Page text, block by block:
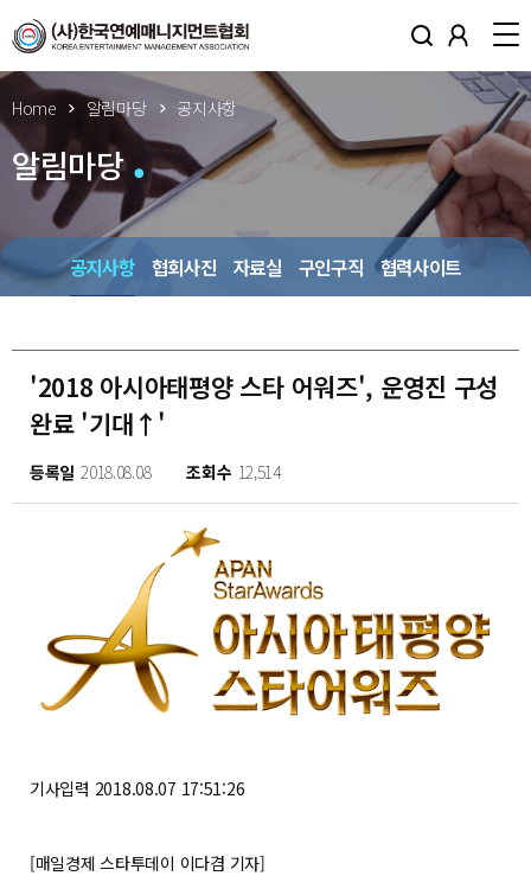
Home 알림마당 공지사항
알림마당
공지사항 협회사진 자료실 구인구직 협력사이트
'2018 아시아태평양 스타 어워즈', 운영진 구성
완료 '기대↑'
등록일 2018.08.08 조회수 12,514
기사입력 2018.08.07 17:51:26
[매일경제 스타투데이 이다겸 기자]